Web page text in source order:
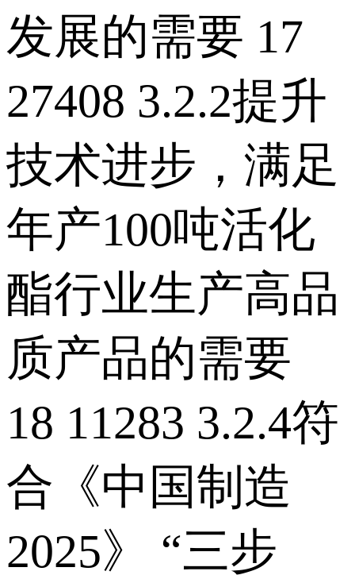
发展的需要 17
27408 3.2.2提升
技术进步，满足
年产100吨活化
酯行业生产高品
质产品的需要
18 11283 3.2.4符
合《中国制造
2025》 “三步